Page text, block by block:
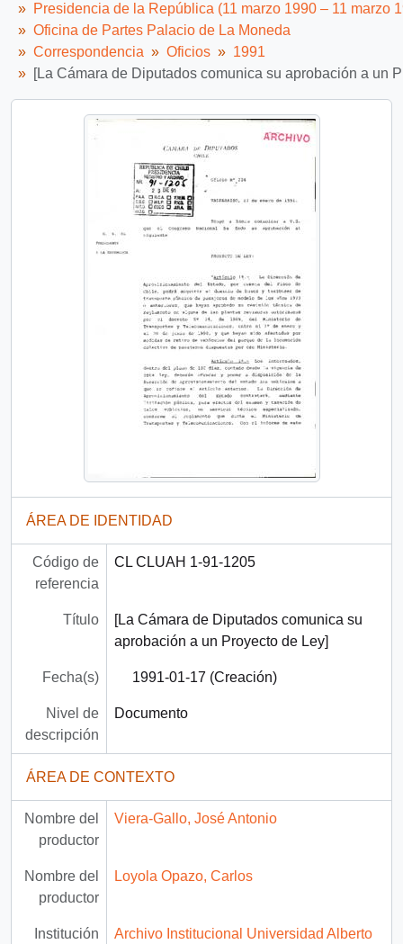
Presidencia de la República (11 marzo 1990 – 11 marzo
Oficina de Partes Palacio de La Moneda
Correspondencia
Oficios
1991
[La Cámara de Diputados comunica su aprobación a un
ÁREA DE IDENTIDAD
Código de
referencia
CL CLUAH 1-91-1205
Título
[La Cámara de Diputados comunica su
aprobación a un Proyecto de Ley]
Fecha(s) 1991-01-17 (Creación)
Nivel de
descripción
Documento
ÁREA DE CONTEXTO
Nombre del
productor
Viera-Gallo, José Antonio
Nombre del
productor
Loyola Opazo, Carlos
Institución Archivo Institucional Universidad Alberto